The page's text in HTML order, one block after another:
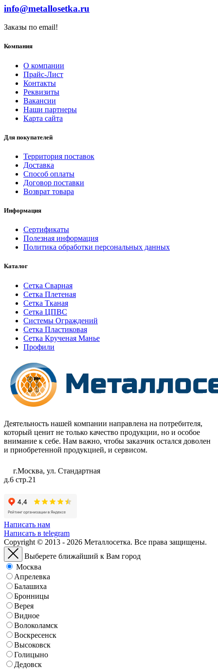
info@metallosetka.ru
Заказы по email!
Компания
О компании
Прайс-Лист
Контакты
Реквизиты
Вакансии
Наши партнеры
Карта сайта
Для покупателей
Территория поставок
Доставка
Способ оплаты
Договор поставки
Возврат товара
Информация
Сертификаты
Полезная информация
Политика обработки персональных данных
Каталог
Сетка Сварная
Сетка Плетеная
Сетка Тканая
Сетка ЦПВС
Системы Ограждений
Сетка Пластиковая
Сетка Крученая Манье
Профили
Деятельность нашей компании направлена на потребителя,
который ценит не только качество продукции, но и особое
внимание к себе. Нам важно, чтобы заказчик остался доволен
и приобретенной продукцией, и сервисом.
г.Москва, ул. Стандартная
д.6 стр.21
Написать нам
Написать в telegram
Copyright © 2013 - 2026 Металлосетка. Все права защищены.
Выберете ближайший к Вам город
Москва
Апрелевка
Балашиха
Бронницы
Верея
Видное
Волоколамск
Воскресенск
Высоковск
Голицыно
Дедовск